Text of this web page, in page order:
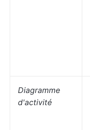
Diagramme
d'activité